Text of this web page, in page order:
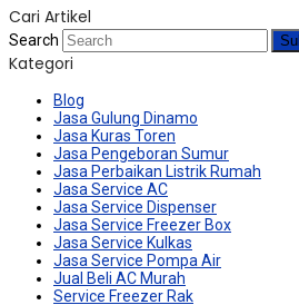
Cari Artikel
Search
Kategori
Blog
Jasa Gulung Dinamo
Jasa Kuras Toren
Jasa Pengeboran Sumur
Jasa Perbaikan Listrik Rumah
Jasa Service AC
Jasa Service Dispenser
Jasa Service Freezer Box
Jasa Service Kulkas
Jasa Service Pompa Air
Jual Beli AC Murah
Service Freezer Rak